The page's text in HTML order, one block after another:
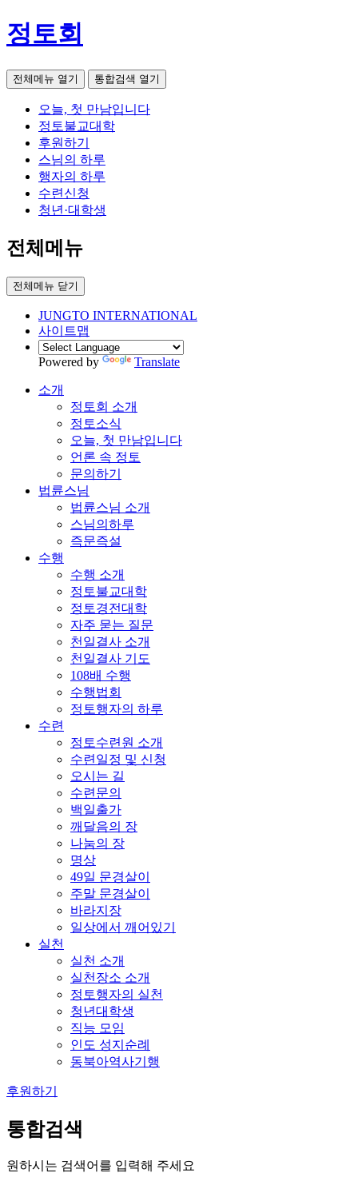
정토회
전체메뉴 열기 통합검색 열기
오늘, 첫 만남입니다
정토불교대학
후원하기
스님의 하루
행자의 하루
수련신청
청년·대학생
전체메뉴
전체메뉴 닫기
JUNGTO INTERNATIONAL
사이트맵
Powered by Translate
소개
정토회 소개
정토소식
오늘, 첫 만남입니다
언론 속 정토
문의하기
법륜스님
법륜스님 소개
스님의하루
즉문즉설
수행
수행 소개
정토불교대학
정토경전대학
자주 묻는 질문
천일결사 소개
천일결사 기도
108배 수행
수행법회
정토행자의 하루
수련
정토수련원 소개
수련일정 및 신청
오시는 길
수련문의
백일출가
깨달음의 장
나눔의 장
명상
49일 문경살이
주말 문경살이
바라지장
일상에서 깨어있기
실천
실천 소개
실천장소 소개
정토행자의 실천
청년대학생
직능 모임
인도 성지순례
동북아역사기행
후원하기
통합검색
원하시는 검색어를 입력해 주세요